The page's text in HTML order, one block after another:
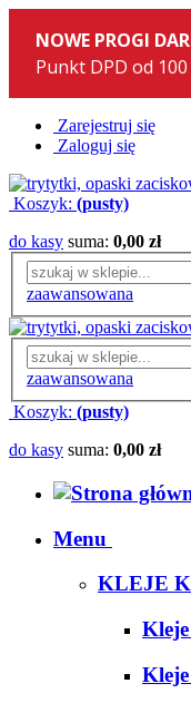
Zarejestruj się
Zaloguj się
Koszyk: (pusty)
do kasy suma: 0,00 zł
zaawansowana
zaawansowana
Koszyk: (pusty)
do kasy suma: 0,00 zł
Menu
KLEJE